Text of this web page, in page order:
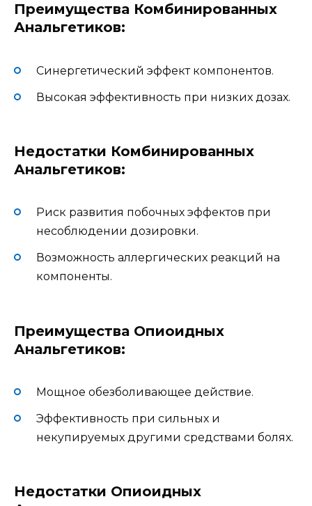
Преимущества Комбинированных
Анальгетиков:
Синергетический эффект компонентов.
Высокая эффективность при низких дозах.
Недостатки Комбинированных
Анальгетиков:
Риск развития побочных эффектов при
несоблюдении дозировки.
Возможность аллергических реакций на
компоненты.
Преимущества Опиоидных
Анальгетиков:
Мощное обезболивающее действие.
Эффективность при сильных и
некупируемых другими средствами болях.
Недостатки Опиоидных